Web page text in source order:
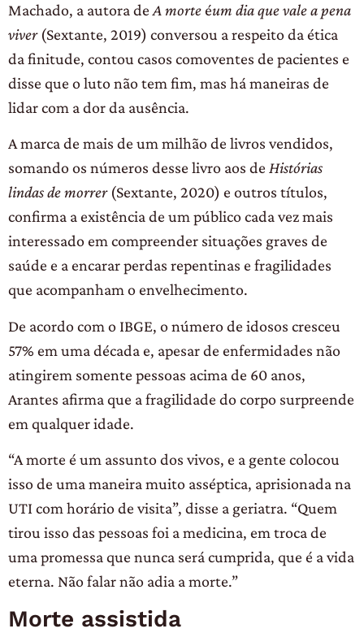
Machado, a autora de A morteéum dia que vale a pena
viver(Sextante, 2019) conversou a respeito da ética
da finitude, contou casos comoventes de pacientes e
disse que o luto não tem fim, mas há maneiras de
lidar com a dor da ausência.
A marca de mais de um milhão de livros vendidos,
somando os números desse livro aos de Histórias
lindas de morrer (Sextante, 2020) e outros títulos,
confirma a existência de um público cada vez mais
interessado em compreender situações graves de
saúde e a encarar perdas repentinas e fragilidades
que acompanham o envelhecimento.
De acordo com o IBGE, o número de idosos cresceu
57% em uma década e, apesar de enfermidades não
atingirem somente pessoas acima de 60 anos,
Arantes afirma que a fragilidade do corpo surpreende
em qualquer idade.
“A morte é um assunto dos vivos, e a gente colocou
isso de uma maneira muito asséptica, aprisionada na
UTI com horário de visita”, disse a geriatra. “Quem
tirou isso das pessoas foi a medicina, em troca de
uma promessa que nunca será cumprida, que é a vida
eterna. Não falar não adia a morte.”
Morte assistida